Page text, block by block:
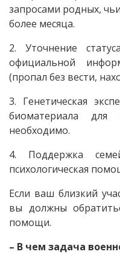
запросами родных,
более месяца.
2. Уточнение
официальной
(пропал без вести,
3. Генетическая
биоматериала для
необходимо.
4. Поддержка
психологическая
Если ваш близкий
вы должны
помощи.
– В чем задача